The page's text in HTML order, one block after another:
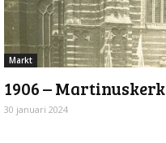
Markt
1906 – Martinuskerk
30 januari 2024